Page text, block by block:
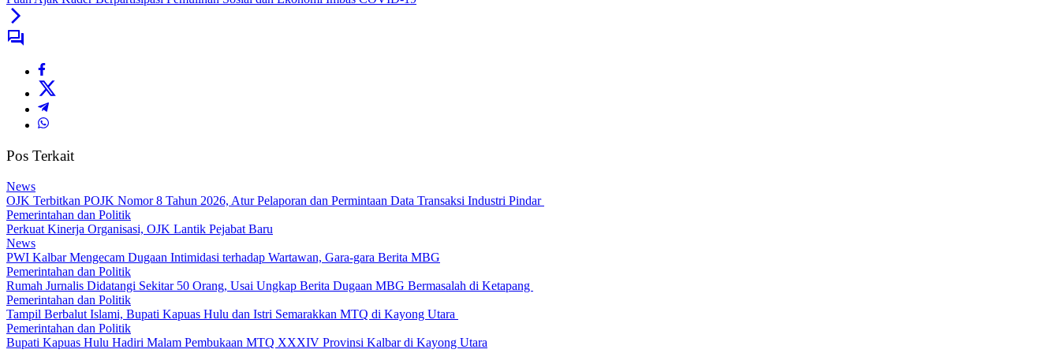
Pos Terkait
News
OJK Terbitkan POJK Nomor 8 Tahun 2026, Atur Pelaporan dan Permintaan Data Transaksi Industri Pindar
Pemerintahan dan Politik
Perkuat Kinerja Organisasi, OJK Lantik Pejabat Baru
News
PWI Kalbar Mengecam Dugaan Intimidasi terhadap Wartawan, Gara-gara Berita MBG
Pemerintahan dan Politik
Rumah Jurnalis Didatangi Sekitar 50 Orang, Usai Ungkap Berita Dugaan MBG Bermasalah di Ketapang
Pemerintahan dan Politik
Tampil Berbalut Islami, Bupati Kapuas Hulu dan Istri Semarakkan MTQ di Kayong Utara
Pemerintahan dan Politik
Bupati Kapuas Hulu Hadiri Malam Pembukaan MTQ XXXIV Provinsi Kalbar di Kayong Utara